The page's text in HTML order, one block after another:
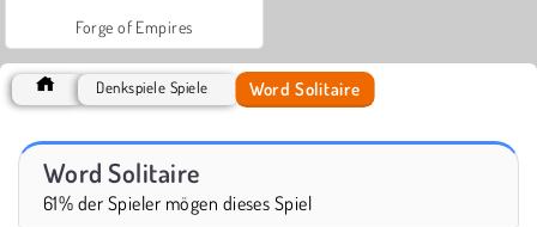
Forge of Empires
Denkspiele Spiele Word Solitaire
Word Solitaire
61% der Spieler mögen dieses Spiel